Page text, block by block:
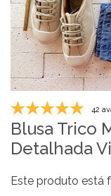
42
Blusa Trico
Detalhada
Este produto está